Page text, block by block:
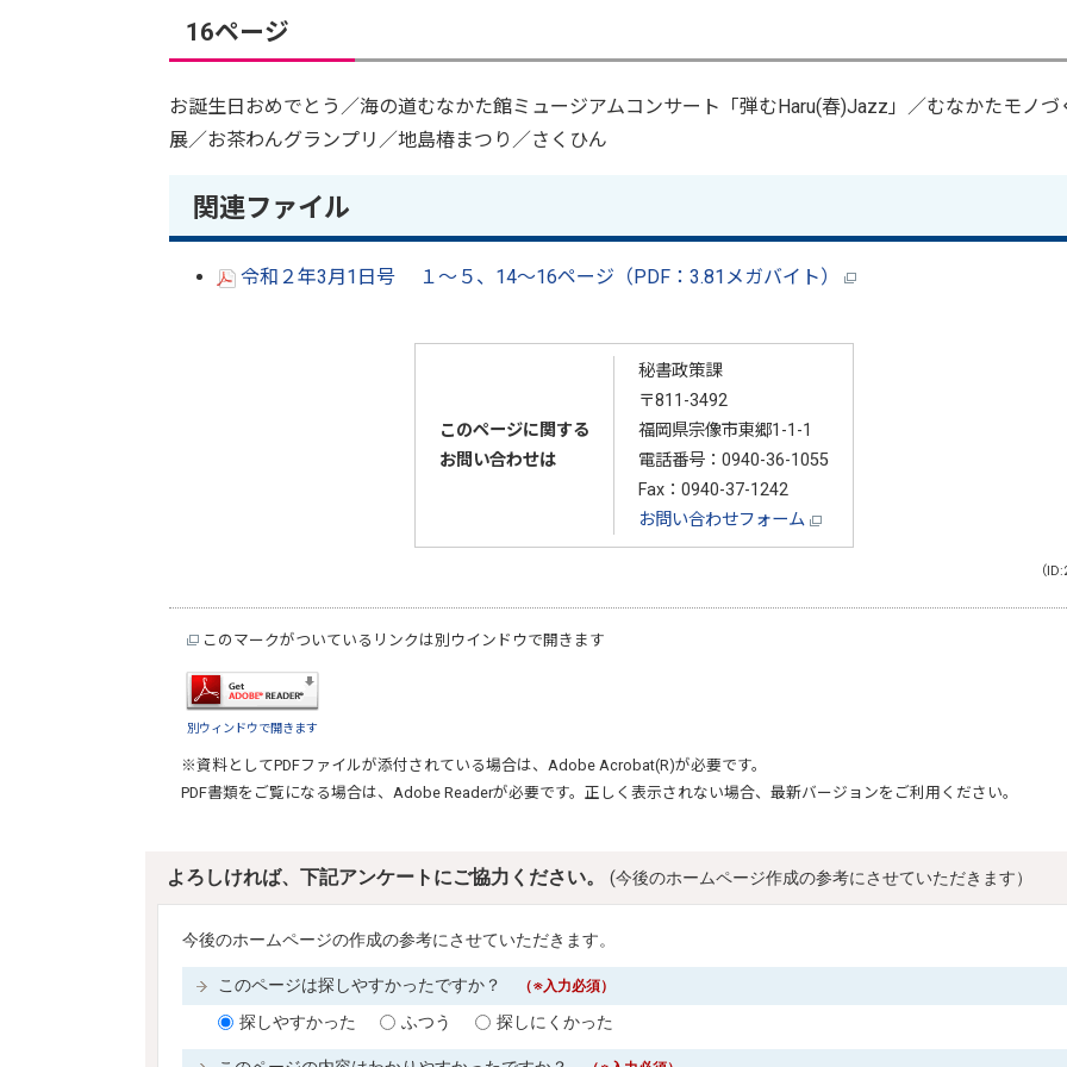
16ページ
お誕生日おめでとう／海の道むなかた館ミュージアムコンサート「弾むHaru(春)Jazz」／むなかたモノづ
展／お茶わんグランプリ／地島椿まつり／さくひん
関連ファイル
令和２年3月1日号 １～５、14～16ページ（PDF：3.81メガバイト）
このページに関する
お問い合わせは
秘書政策課
〒811-3492
福岡県宗像市東郷1-1-1
電話番号： 0940-36-1055
Fax：0940-37-1242
お問い合わせフォーム
（
このマークがついているリンクは別ウインドウで開きます
別ウィンドウで開きます
※資料としてPDFファイルが添付されている場合は、 Adobe Acrobat(R)が必要です。
PDF書類をご覧になる場合は、 Adobe Readerが必要です。正しく表示されない場合、最新バージョンをご利用ください。